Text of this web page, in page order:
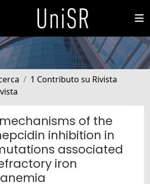
1 Contributo su Rivista
of the
inhibition in
associated
iron